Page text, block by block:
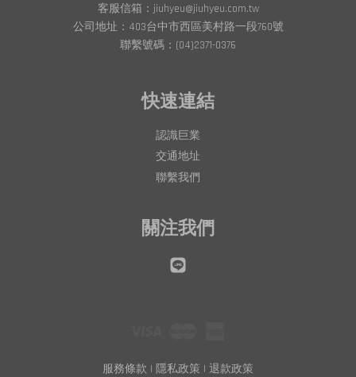
客服信箱：jiuhyeu@jiuhyeu.com.tw
公司地址：403台中市西區美村路一段760號
聯繫號碼：(04)2371-0376
快速連結
認識巨業
交通地址
聯繫我們
關注我們
服務條款 | 隱私政策 | 退款政策